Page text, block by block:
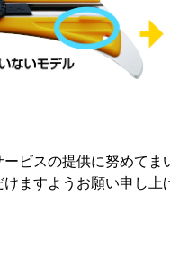
ビスの提供に努めてま
ますようお願い申し上